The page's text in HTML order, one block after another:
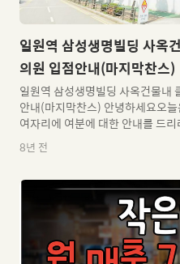
일원역 삼성생명빌딩 사옥
의원 입점안내(마지막찬스)
일원역 삼성생명빌딩 사옥건물내
안내(마지막찬스) 안녕하세요오
여자리에 여분에 대한 안내를 드
쟁이 치열했던, 병원(병과) 입점에
끝에 현 시점에 대한 잔여한 한자
204-3호 자리 입니다.레이아웃에
에서 확인부탁드립니다. 204-3호
니다. - 보증금 : 63,045,000원 -
관리비 : 2,167,000원(VAT별도)
평* 관리비는 오피스..
8년 전